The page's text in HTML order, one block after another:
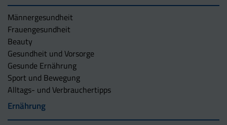
Männergesundheit
Frauengesundheit
Beauty
Gesundheit und Vorsorge
Gesunde Ernährung
Sport und Bewegung
Alltags- und Verbrauchertipps
Ernährung